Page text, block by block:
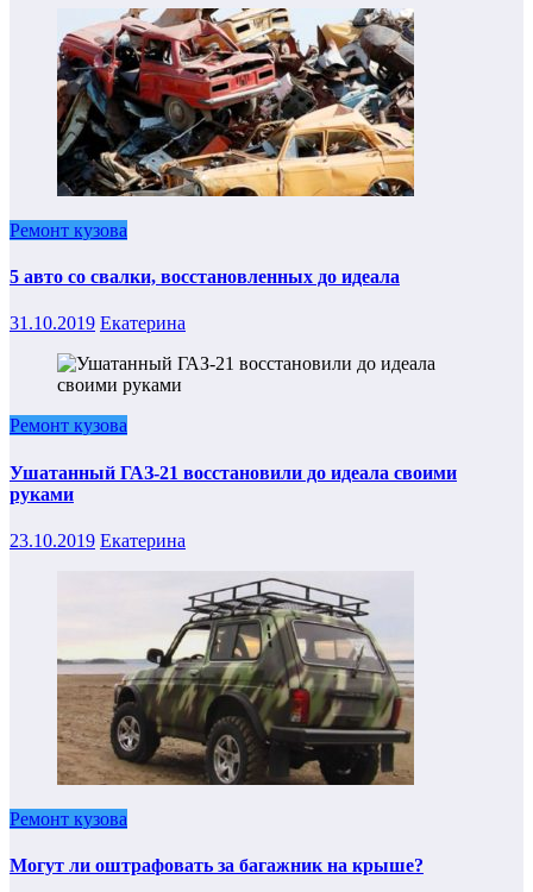
Ремонт кузова
5 авто со свалки, восстановленных до идеала
31.10.2019 Екатерина
Ремонт кузова
Ушатанный ГАЗ-21 восстановили до идеала своими
руками
23.10.2019 Екатерина
Ремонт кузова
Могут ли оштрафовать за багажник на крыше?